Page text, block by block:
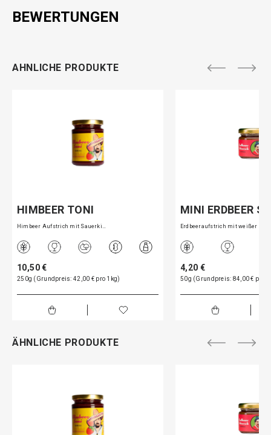
BEWERTUNGEN
AHNLICHE PRODUKTE
HIMBEER TONI
Himbeer Aufstrich mit Sauerki…
10,50 €
250g (Grundpreis: 42,00 € pro 1kg)
MINI ERDBEER
Erdbeeraufstrich mit weißer S…
4,20 €
50g (Grundpreis: 84,00 € pro
ÄHNLICHE PRODUKTE